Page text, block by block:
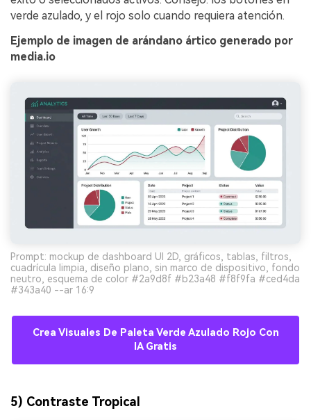
verde azulado, y el rojo solo cuando requiera atención.
Ejemplo de imagen de arándano ártico generado por
media.io
Prompt: mockup de dashboard UI 2D, gráficos, tablas, filtros,
cuadrícula limpia, diseño plano, sin marco de dispositivo, fondo
neutro, esquema de color #2a9d8f #b23a48 #f8f9fa #ced4da
#343a40 --ar 16:9
Crea Visuales De Paleta Verde Azulado Rojo Con
IA Gratis
5) Contraste Tropical